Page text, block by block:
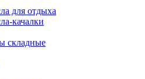
для отдыха
качалки
складные